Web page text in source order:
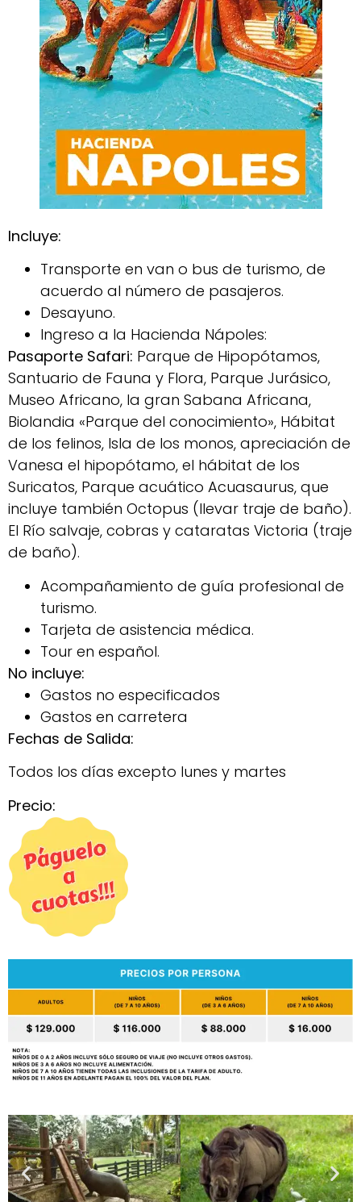
Incluye:
Transporte en van o bus de turismo, de
acuerdo al número de pasajeros.
Desayuno.
Ingreso a la Hacienda Nápoles:
Pasaporte Safari: Parque de Hipopótamos,
Santuario de Fauna y Flora, Parque Jurásico,
Museo Africano, la gran Sabana Africana,
Biolandia «Parque del conocimiento», Hábitat
de los felinos, Isla de los monos, apreciación de
Vanesa el hipopótamo, el hábitat de los
Suricatos, Parque acuático Acuasaurus, que
incluye también Octopus (llevar traje de baño).
El Río salvaje, cobras y cataratas Victoria (traje
de baño).
Acompañamiento de guía profesional de
turismo.
Tarjeta de asistencia médica.
Tour en español.
No incluye:
Gastos no especificados
Gastos en carretera
Fechas de Salida:
Todos los días excepto lunes y martes
Precio: